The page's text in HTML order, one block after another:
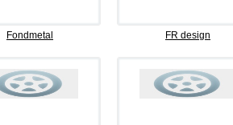
Fondmetal FR design